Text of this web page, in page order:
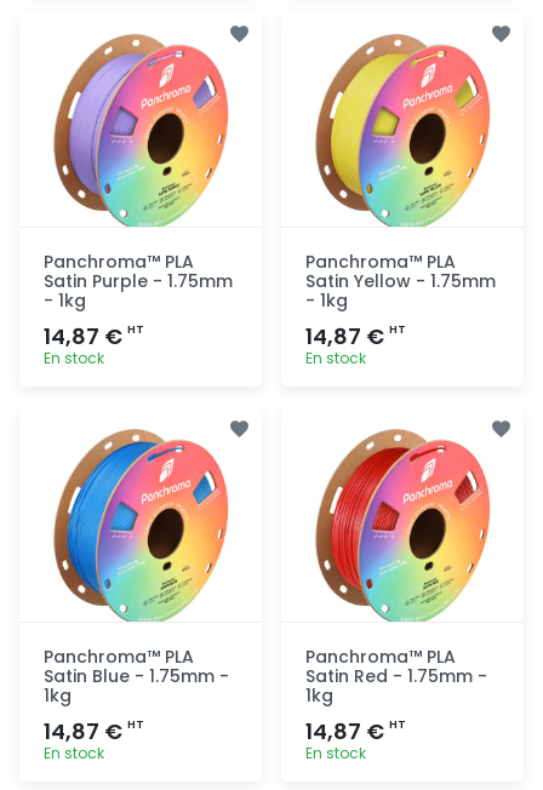
rapide
rapide
Panchroma™ PLA
Satin Purple - 1.75mm
- 1kg
14,87 € HT
En stock
rapide
Panchroma™ PLA
Satin Yellow - 1.75mm
- 1kg
14,87 € HT
En stock
rapide
Panchroma™ PLA
Satin Blue - 1.75mm -
1kg
14,87 € HT
En stock
Panchroma™ PLA
Satin Red - 1.75mm -
1kg
14,87 € HT
En stock